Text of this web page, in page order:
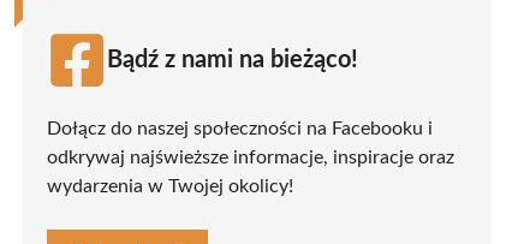
Bądź z nami na bieżąco!
Dołącz do naszej społeczności na Facebooku i
odkrywaj najświeższe informacje, inspiracje oraz
wydarzenia w Twojej okolicy!